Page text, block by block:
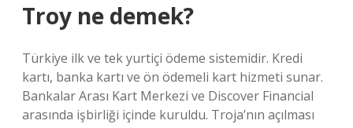
Troy ne demek?
Türkiye ilk ve tek yurtiçi ödeme sistemidir. Kredi
kartı, banka kartı ve ön ödemeli kart hizmeti sunar.
Bankalar Arası Kart Merkezi ve Discover Financial
arasında işbirliği içinde kuruldu. Troja’nın açılması